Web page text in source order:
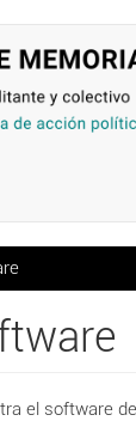
el software